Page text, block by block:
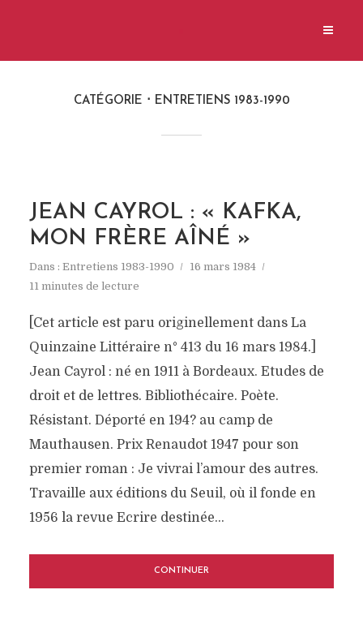
CATÉGORIE ENTRETIENS 1983-1990
JEAN CAYROL : « KAFKA,
MON FRÈRE AÎNÉ »
Dans : Entretiens 1983-1990
16 mars 1984
11 minutes de lecture
[Cet article est paru originellement dans La
Quinzaine Littéraire n° 413 du 16 mars 1984.]
Jean Cayrol : né en 1911 à Bordeaux. Etudes de
droit et de lettres. Bibliothécaire. Poète.
Résistant. Déporté en 194? au camp de
Mauthausen. Prix Renaudot 1947 pour son
premier roman : Je vivrai l’amour des autres.
Travaille aux éditions du Seuil, où il fonde en
1956 la revue Ecrire destinée...
CONTINUER